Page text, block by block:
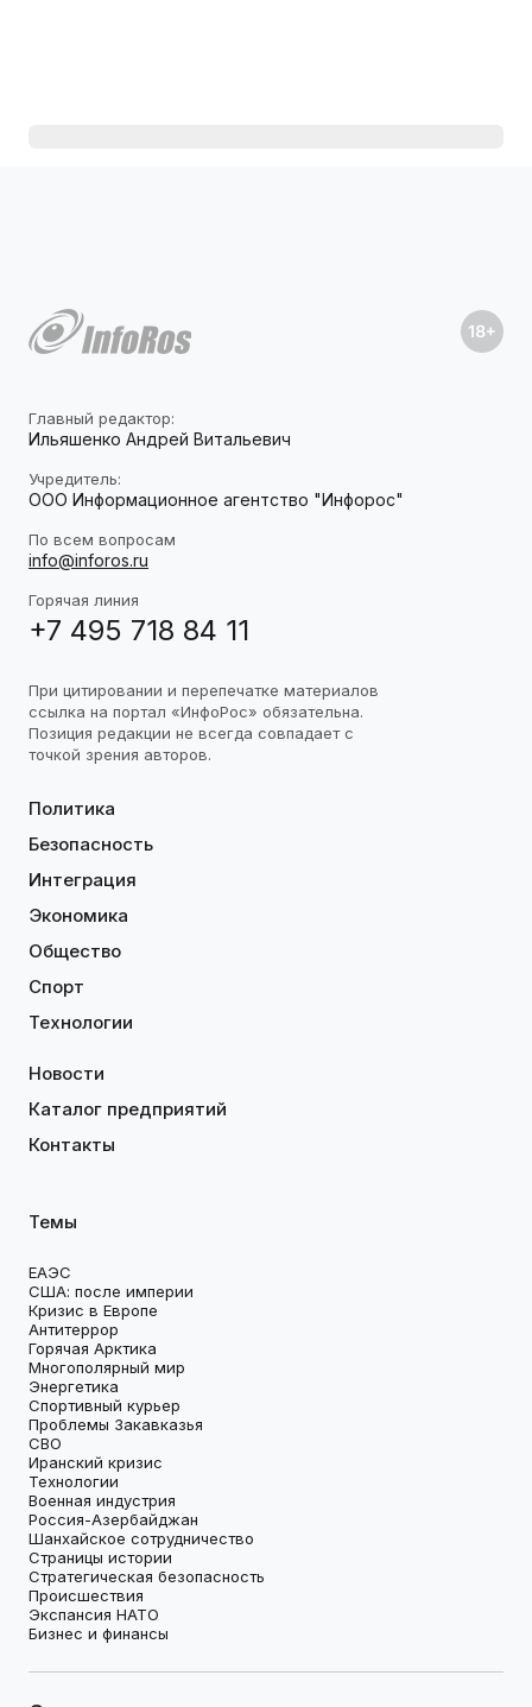
Главный редактор:
Ильяшенко Андрей Витальевич
Учредитель:
ООО Информационное агентство "Инфорос"
По всем вопросам
info@inforos.ru
Горячая линия
+7 495 718 84 11
При цитировании и перепечатке материалов
ссылка на портал «ИнфоРос» обязательна.
Позиция редакции не всегда совпадает с
точкой зрения авторов.
Политика
Безопасность
Интеграция
Экономика
Общество
Спорт
Технологии
Новости
Каталог предприятий
Контакты
Темы
ЕАЭС
США: после империи
Кризис в Европе
Антитеррор
Горячая Арктика
Многополярный мир
Энергетика
Спортивный курьер
Проблемы Закавказья
СВО
Иранский кризис
Технологии
Военная индустрия
Россия-Азербайджан
Шанхайское сотрудничество
Страницы истории
Стратегическая безопасность
Происшествия
Экспансия НАТО
Бизнес и финансы